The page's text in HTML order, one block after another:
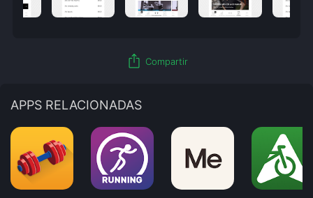
ios_share Compartir
APPS RELACIONADAS